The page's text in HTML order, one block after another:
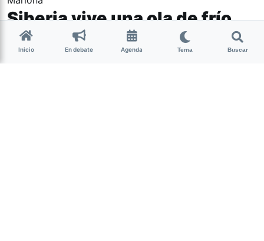
Siberia vive una ola de frío
extremo: 65 grados bajo cero
Inicio En debate Agenda Tema Buscar